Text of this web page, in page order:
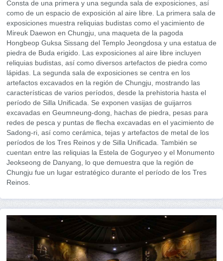
Consta de una primera y una segunda sala de exposiciones, así
como de un espacio de exposición al aire libre. La primera sala de
exposiciones muestra reliquias budistas como el yacimiento de
Mireuk Daewon en Chungju, una maqueta de la pagoda
Hongbeop Guksa Sissang del Templo Jeongdosa y una estatua de
piedra de Buda erigido. Las exposiciones al aire libre incluyen
reliquias budistas, así como diversos artefactos de piedra como
lápidas. La segunda sala de exposiciones se centra en los
artefactos excavados en la región de Chungju, mostrando las
características de varios períodos, desde la prehistoria hasta el
período de Silla Unificada. Se exponen vasijas de guijarros
excavadas en Geumneung-dong, hachas de piedra, pesas para
redes de pesca y puntas de flecha excavadas en el yacimiento de
Sadong-ri, así como cerámica, tejas y artefactos de metal de los
períodos de los Tres Reinos y de Silla Unificada. También se
cuentan entre las reliquias la Estela de Goguryeo y el Monumento
Jeokseong de Danyang, lo que demuestra que la región de
Chungju fue un lugar estratégico durante el período de los Tres
Reinos.